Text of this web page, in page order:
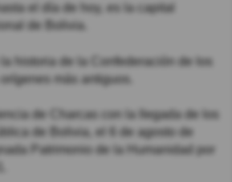
el día de hoy, es la capital
de Bolivia.
la historia de la Confederación de los
más antiguos.
de Charcas con la llegada de los
de Bolivia, el 6 de agosto de
Patrimonio de la Humanidad por